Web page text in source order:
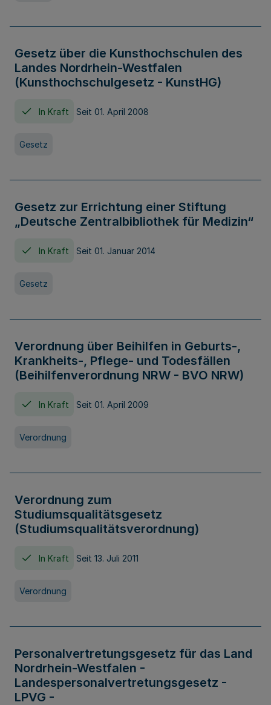
Gesetz über die Kunsthochschulen des
Landes Nordrhein-Westfalen
(Kunsthochschulgesetz - KunstHG)
In Kraft Seit 01. April 2008
Gesetz
Gesetz zur Errichtung einer Stiftung
„Deutsche Zentralbibliothek für Medizin“
In Kraft Seit 01. Januar 2014
Gesetz
Verordnung über Beihilfen in Geburts-,
Krankheits-, Pflege- und Todesfällen
(Beihilfenverordnung NRW - BVO NRW)
In Kraft Seit 01. April 2009
Verordnung
Verordnung zum
Studiumsqualitätsgesetz
(Studiumsqualitätsverordnung)
In Kraft Seit 13. Juli 2011
Verordnung
Personalvertretungsgesetz für das Land
Nordrhein-Westfalen -
Landespersonalvertretungsgesetz -
LPVG -